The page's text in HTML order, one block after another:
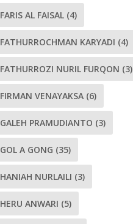
FARIS AL FAISAL (4)
FATHURROCHMAN KARYADI (4)
FATHURROZI NURIL FURQON (3)
FIRMAN VENAYAKSA (6)
GALEH PRAMUDIANTO (3)
GOL A GONG (35)
HANIAH NURLAILI (3)
HERU ANWARI (5)